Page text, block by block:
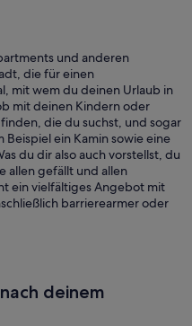
und anderen
die für einen
mit wem du deinen Urlaub in
mit deinen Kindern oder
die du suchst, und sogar
Beispiel ein Kamin sowie eine
du dir also auch vorstellst, du
allen gefällt und allen
ein vielfältiges Angebot mit
barrierearmer oder
deinem